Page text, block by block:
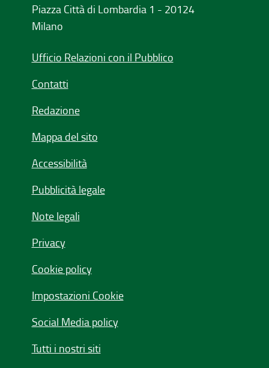
Piazza Città di Lombardia 1 - 20124
Milano
Ufficio Relazioni con il Pubblico
Contatti
Redazione
Mappa del sito
Accessibilità
Pubblicità legale
Note legali
Privacy
Cookie policy
Impostazioni Cookie
Social Media policy
Tutti i nostri siti